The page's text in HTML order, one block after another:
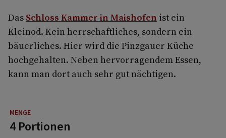
Das Schloss Kammer in Maishofen ist ein
Kleinod. Kein herrschaftliches, sondern ein
bäuerliches. Hier wird die Pinzgauer Küche
hochgehalten. Neben hervorragendem Essen,
kann man dort auch sehr gut nächtigen.
4 Portionen